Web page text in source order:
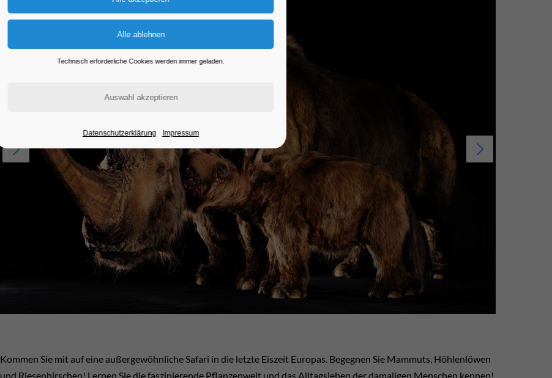
Kommen Sie mit auf eine außergewöhnliche Safari in die letzte Eiszeit Europas. Begegnen Sie Mammuts, Höhlenlöwen
und Riesenhirschen! Lernen Sie die faszinierende Pflanzenwelt und das Alltagsleben der damaligen Menschen kennen!
Technisch erforderliche Cookies werden immer geladen.
Datenschutzerklärung Impressum